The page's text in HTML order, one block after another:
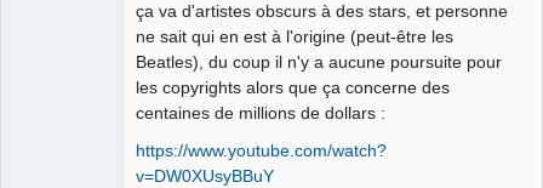
ça va d'artistes obscurs à des stars, et personne
ne sait qui en est à l'origine (peut-être les
Beatles), du coup il n'y a aucune poursuite pour
les copyrights alors que ça concerne des
centaines de millions de dollars :
https://www.youtube.com/watch?
v=DW0XUsyBBuY